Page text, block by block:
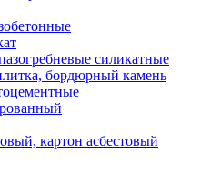
силикатные
бордюрный камень
картон асбестовый